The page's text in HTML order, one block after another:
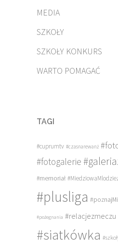
MEDIA
SZKOŁY
SZKOŁY KONKURS
WARTO POMAGAĆ
TAGI
#cuprumtv #czasnarewanż
#fotogalerie
#memoriał
#plusliga
#pożegnania #relacjezmeczu
#siatkówka